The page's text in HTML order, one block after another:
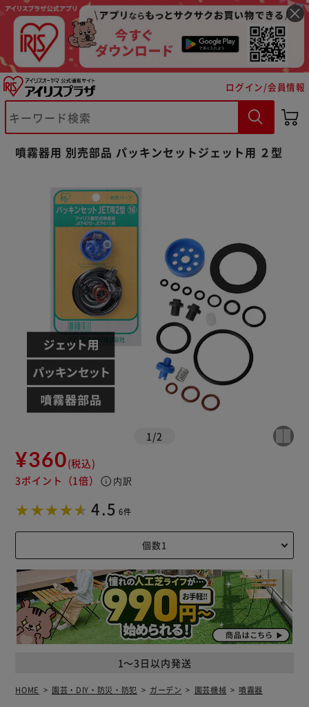
ログイン/会員情報
噴霧器用 別売部品 パッキンセットジェット用 ２型
1 /2
¥360(税込)
3ポイント （1倍） info 内訳
4.5 6件
1～3日以内発送
HOME 園芸・DIY・防災・防犯 ガーデン 園芸機械 噴霧器
※ご確認ください